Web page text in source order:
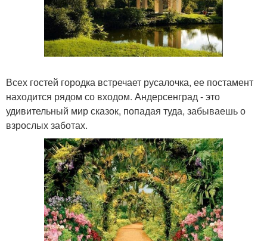
Всех гостей городка встречает русалочка, ее постамент
находится рядом со входом. Андерсенград - это
удивительный мир сказок, попадая туда, забываешь о
взрослых заботах.